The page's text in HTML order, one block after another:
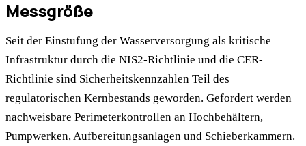
Messgröße
Seit der Einstufung der Wasserversorgung als kritische
Infrastruktur durch die NIS2-Richtlinie und die CER-
Richtlinie sind Sicherheitskennzahlen Teil des
regulatorischen Kernbestands geworden. Gefordert werden
nachweisbare Perimeterkontrollen an Hochbehältern,
Pumpwerken, Aufbereitungsanlagen und Schieberkammern.